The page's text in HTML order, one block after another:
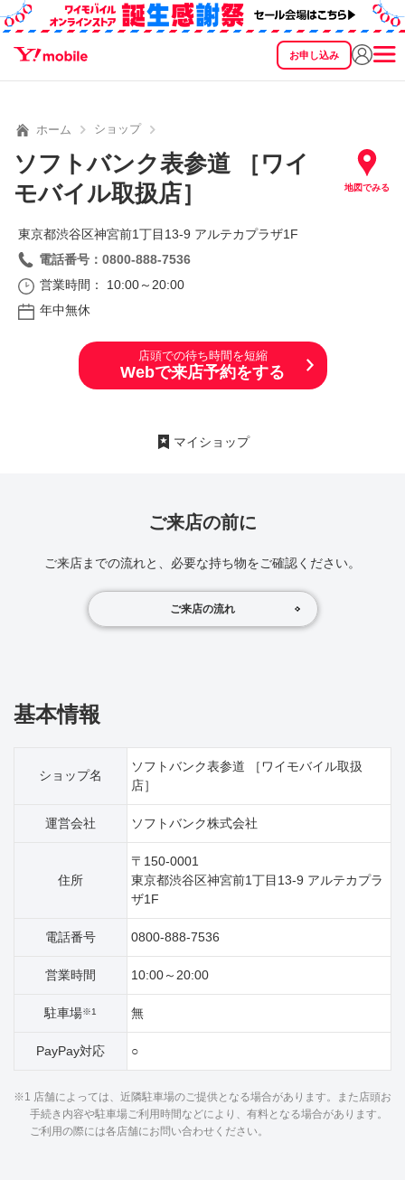
お申し込み
SEARCH
ホーム ショップ
ソフトバンク表参道 ［ワイ
モバイル取扱店］
地図でみる
東京都渋谷区神宮前1丁目13‐9 アルテカプラザ1F
電話番号：0800-888-7536
営業時間： 10:00～20:00
年中無休
店頭での待ち時間を短縮
Webで来店予約をする
マイショップ
ご来店の前に
ご来店までの流れと、必要な持ち物をご確認ください。
ご来店の流れ
基本情報
ショップ名
ソフトバンク表参道 ［ワイモバイル取扱
店］
運営会社 ソフトバンク株式会社
住所
〒150-0001
東京都渋谷区神宮前1丁目13‐9 アルテカプラ
ザ1F
電話番号 0800-888-7536
営業時間 10:00～20:00
駐車場※1 無
PayPay対応 ○
※1 店舗によっては、近隣駐車場のご提供となる場合があります。また店頭お
手続き内容や駐車場ご利用時間などにより、有料となる場合があります。
ご利用の際には各店舗にお問い合わせください。